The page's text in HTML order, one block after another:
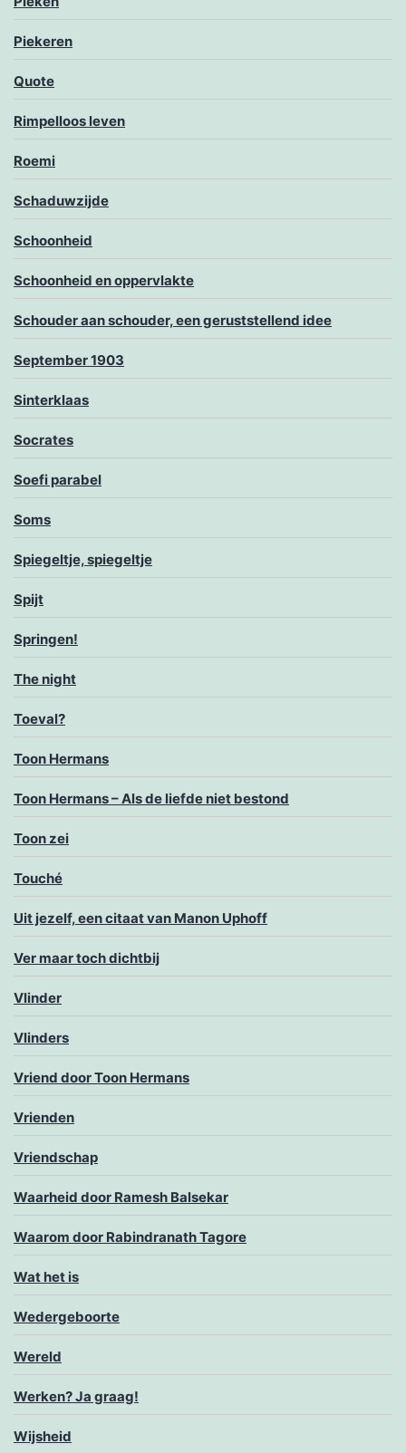
Piekeren
Quote
Rimpelloos leven
Roemi
Schaduwzijde
Schoonheid
Schoonheid en oppervlakte
Schouder aan schouder, een geruststellend idee
September 1903
Sinterklaas
Socrates
Soefi parabel
Soms
Spiegeltje, spiegeltje
Spijt
Springen!
The night
Toeval?
Toon Hermans
Toon Hermans – Als de liefde niet bestond
Toon zei
Touché
Uit jezelf, een citaat van Manon Uphoff
Ver maar toch dichtbij
Vlinder
Vlinders
Vriend door Toon Hermans
Vrienden
Vriendschap
Waarheid door Ramesh Balsekar
Waarom door Rabindranath Tagore
Wat het is
Wedergeboorte
Wereld
Werken? Ja graag!
Wijsheid